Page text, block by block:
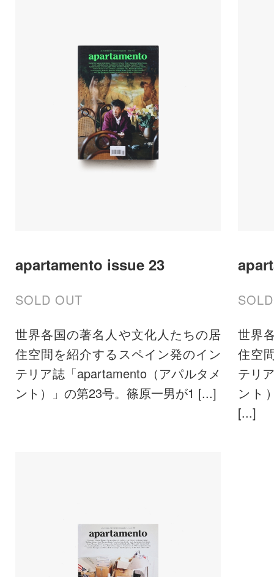
apartamento issue 23
SOLD OUT
世界各国の著名人や文化人たちの居
住空間を紹介するスペイン発のイン
テリア誌「apartamento（アパルタメ
ント）」の第23号。篠原一男が1 [...]
世界
住空
テリ
ント
[...]